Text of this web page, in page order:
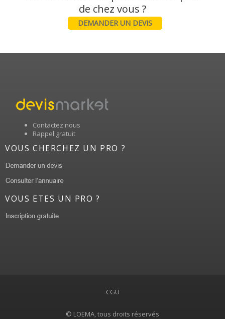
DEMANDER UN DEVIS
Contactez nous
Rappel gratuit
VOUS CHERCHEZ UN PRO ?
VOUS ETES UN PRO ?
CGU
© LOEMA, tous droits réservés